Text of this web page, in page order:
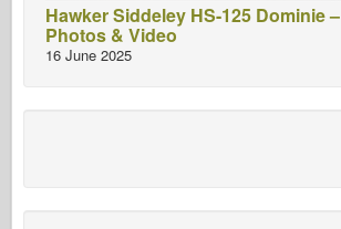
Hawker Siddeley HS-125 Dominie –
Photos & Video
16 June 2025